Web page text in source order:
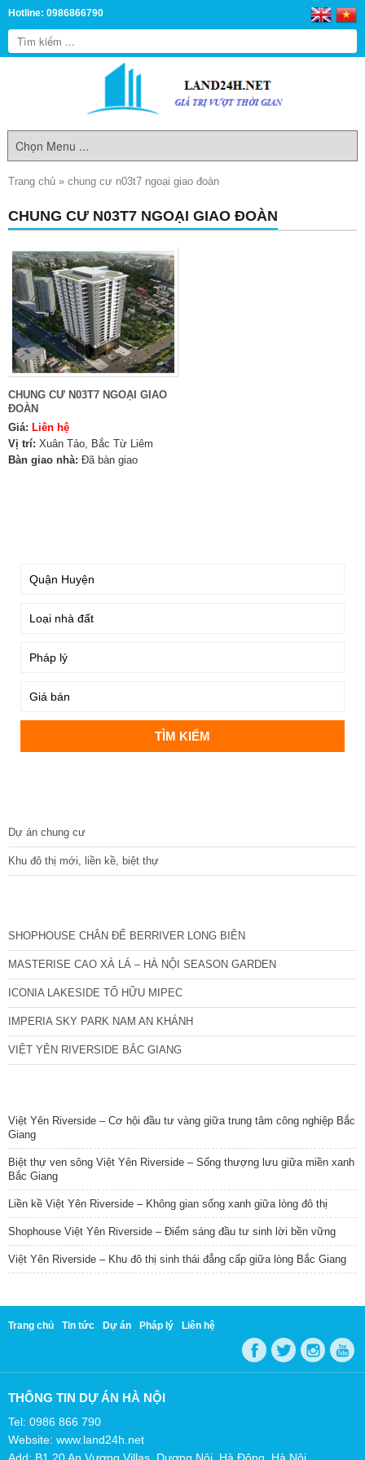
Hotline: 0986866790
Trang chủ » chung cư n03t7 ngoại giao đoàn
CHUNG CƯ N03T7 NGOẠI GIAO ĐOÀN
CHUNG CƯ N03T7 NGOẠI GIAO
ĐOÀN
Giá: Liên hệ
Vị trí: Xuân Tảo, Bắc Từ Liêm
Bàn giao nhà: Đã bàn giao
Dự án chung cư
Khu đô thị mới, liền kề, biệt thự
SHOPHOUSE CHÂN ĐẾ BERRIVER LONG BIÊN
MASTERISE CAO XÀ LÁ – HÀ NỘI SEASON GARDEN
ICONIA LAKESIDE TỐ HỮU MIPEC
IMPERIA SKY PARK NAM AN KHÁNH
VIỆT YÊN RIVERSIDE BẮC GIANG
Việt Yên Riverside – Cơ hội đầu tư vàng giữa trung tâm công nghiệp Bắc
Giang
Biệt thự ven sông Việt Yên Riverside – Sống thượng lưu giữa miền xanh
Bắc Giang
Liền kề Việt Yên Riverside – Không gian sống xanh giữa lòng đô thị
Shophouse Việt Yên Riverside – Điểm sáng đầu tư sinh lời bền vững
Việt Yên Riverside – Khu đô thị sinh thái đẳng cấp giữa lòng Bắc Giang
Trang chủ Tin tức Dự án Pháp lý Liên hệ
THÔNG TIN DỰ ÁN HÀ NỘI
Tel: 0986 866 790
Website: www.land24h.net